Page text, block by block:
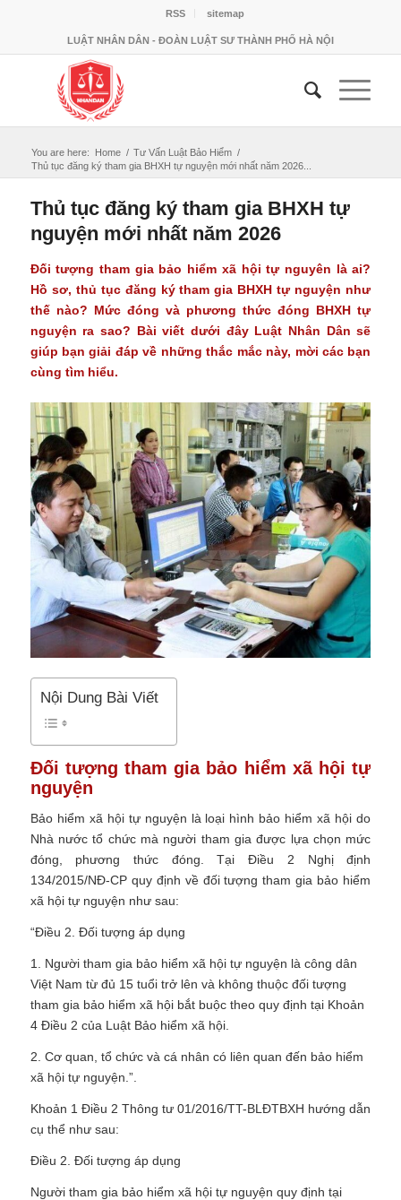
RSS sitemap
LUẬT NHÂN DÂN - ĐOÀN LUẬT SƯ THÀNH PHỐ HÀ NỘI
You are here: Home / Tư Vấn Luật Bảo Hiểm /
Thủ tục đăng ký tham gia BHXH tự nguyện mới nhất năm 2026...
Thủ tục đăng ký tham gia BHXH tự
nguyện mới nhất năm 2026
Đối tượng tham gia bảo hiểm xã hội tự nguyên là ai?
Hồ sơ, thủ tục đăng ký tham gia BHXH tự nguyện như
thế nào? Mức đóng và phương thức đóng BHXH tự
nguyện ra sao? Bài viết dưới đây Luật Nhân Dân sẽ
giúp bạn giải đáp về những thắc mắc này, mời các bạn
cùng tìm hiểu.
Nội Dung Bài Viết
Đối tượng tham gia bảo hiểm xã hội tự
nguyện
Bảo hiểm xã hội tự nguyện là loại hình bảo hiểm xã hội do
Nhà nước tổ chức mà người tham gia được lựa chọn mức
đóng, phương thức đóng. Tại Điều 2 Nghị định
134/2015/NĐ-CP quy định về đối tượng tham gia bảo hiểm
xã hội tự nguyện như sau:
“Điều 2. Đối tượng áp dụng
1. Người tham gia bảo hiểm xã hội tự nguyện là công dân
Việt Nam từ đủ 15 tuổi trở lên và không thuộc đối tượng
tham gia bảo hiểm xã hội bắt buộc theo quy định tại Khoản
4 Điều 2 của Luật Bảo hiểm xã hội.
2. Cơ quan, tổ chức và cá nhân có liên quan đến bảo hiểm
xã hội tự nguyện.”.
Khoản 1 Điều 2 Thông tư 01/2016/TT-BLĐTBXH hướng dẫn
cụ thể như sau:
Điều 2. Đối tượng áp dụng
Người tham gia bảo hiểm xã hội tự nguyện quy định tại